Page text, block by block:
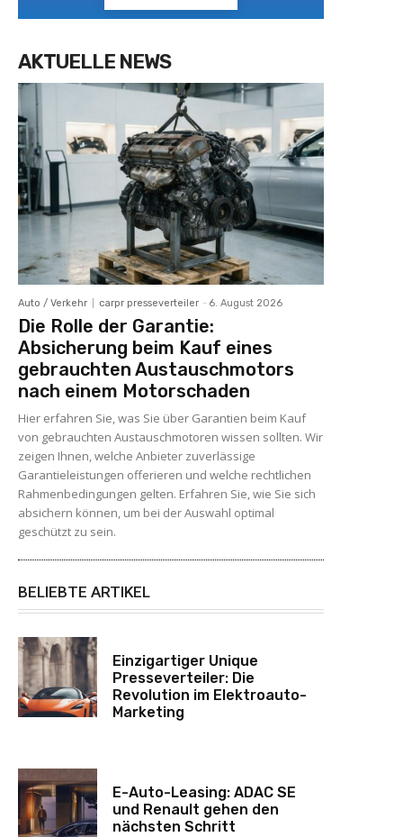
AKTUELLE NEWS
Auto / Verkehr carpr presseverteiler - 6. August 2026
Die Rolle der Garantie:
Absicherung beim Kauf eines
gebrauchten Austauschmotors
nach einem Motorschaden
Hier erfahren Sie, was Sie über Garantien beim Kauf
von gebrauchten Austauschmotoren wissen sollten. Wir
zeigen Ihnen, welche Anbieter zuverlässige
Garantieleistungen offerieren und welche rechtlichen
Rahmenbedingungen gelten. Erfahren Sie, wie Sie sich
absichern können, um bei der Auswahl optimal
geschützt zu sein.
BELIEBTE ARTIKEL
Einzigartiger Unique
Presseverteiler: Die
Revolution im Elektroauto-
Marketing
E-Auto-Leasing: ADAC SE
und Renault gehen den
nächsten Schritt